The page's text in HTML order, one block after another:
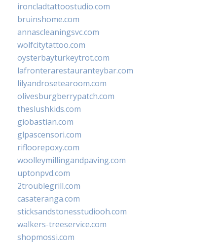
ironcladtattoostudio.com
bruinshome.com
annascleaningsvc.com
wolfcitytattoo.com
oysterbayturkeytrot.com
lafronterarestauranteybar.com
lilyandrosetearoom.com
olivesburgberrypatch.com
theslushkids.com
giobastian.com
glpascensori.com
rifloorepoxy.com
woolleymillingandpaving.com
uptonpvd.com
2troublegrill.com
casateranga.com
sticksandstonesstudiooh.com
walkers-treeservice.com
shopmossi.com